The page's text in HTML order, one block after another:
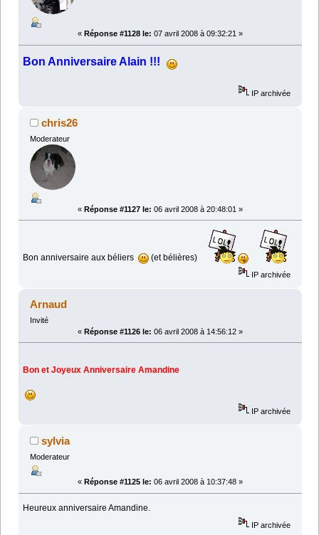
« Réponse #1128 le: 07 avril 2008 à 09:32:21 »
Bon Anniversaire Alain !!!
IP archivée
chris26
Moderateur
« Réponse #1127 le: 06 avril 2008 à 20:48:01 »
Bon anniversaire aux béliers (et bélières)
IP archivée
Arnaud
Invité
« Réponse #1126 le: 06 avril 2008 à 14:56:12 »
Bon et Joyeux Anniversaire Amandine
IP archivée
sylvia
Moderateur
« Réponse #1125 le: 06 avril 2008 à 10:37:48 »
Heureux anniversaire Amandine.
IP archivée